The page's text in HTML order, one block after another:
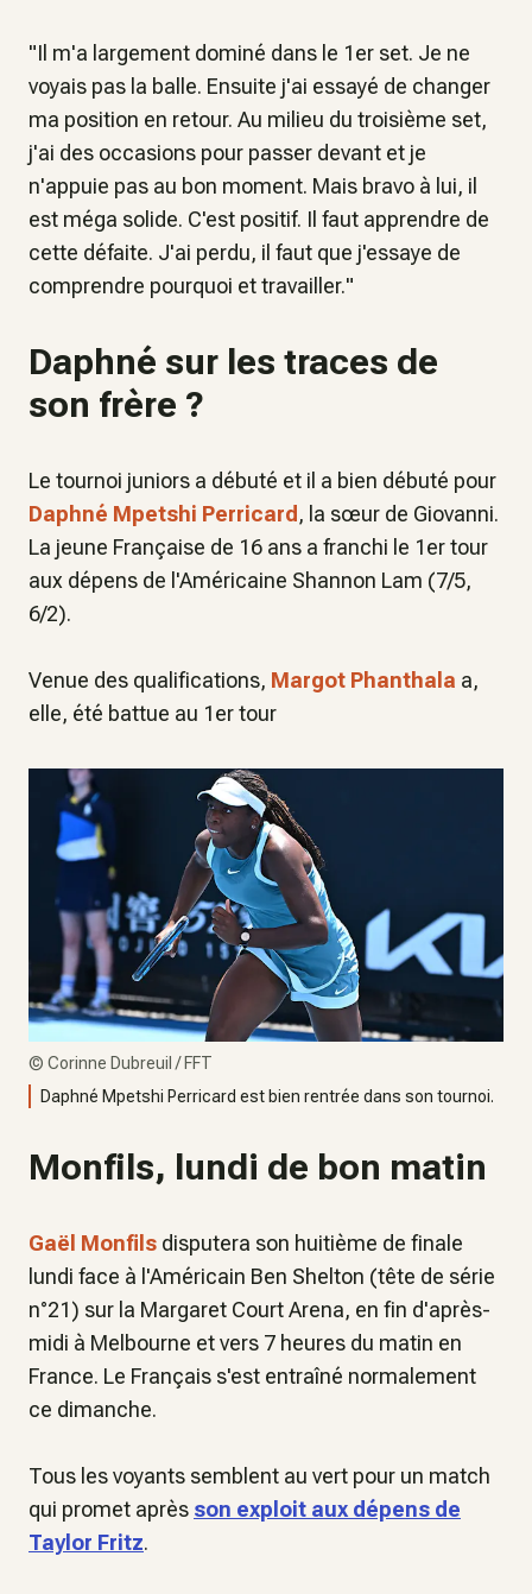
"Il m'a largement dominé dans le 1er set. Je ne
voyais pas la balle. Ensuite j'ai essayé de changer
ma position en retour. Au milieu du troisième set,
j'ai des occasions pour passer devant et je
n'appuie pas au bon moment. Mais bravo à lui, il
est méga solide. C'est positif. Il faut apprendre de
cette défaite. J'ai perdu, il faut que j'essaye de
comprendre pourquoi et travailler."
Daphné sur les traces de
son frère ?
Le tournoi juniors a débuté et il a bien débuté pour
Daphné Mpetshi Perricard , la sœur de Giovanni.
La jeune Française de 16 ans a franchi le 1er tour
aux dépens de l'Américaine Shannon Lam (7/5,
6/2).
Venue des qualifications, Margot Phanthala a,
elle, été battue au 1er tour
© Corinne Dubreuil / FFT
Daphné Mpetshi Perricard est bien rentrée dans son tournoi.
Monfils, lundi de bon matin
Gaël Monfils disputera son huitième de finale
lundi face à l'Américain Ben Shelton (tête de série
n°21) sur la Margaret Court Arena, en fin d'après-
midi à Melbourne et vers 7 heures du matin en
France. Le Français s'est entraîné normalement
ce dimanche.
Tous les voyants semblent au vert pour un match
qui promet après son exploit aux dépens de
Taylor Fritz.